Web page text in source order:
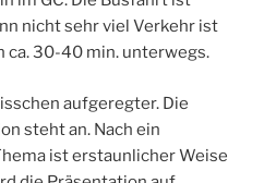
nicht sehr viel Verkehr ist
ca. 30-40 min. unterwegs.
aufgeregter. Die
steht an. Nach ein
ist erstaunlicher Weise